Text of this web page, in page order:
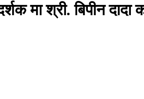
मा श्री. बिपीन दादा